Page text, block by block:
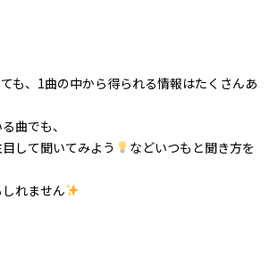
も、1曲の中から得られる情報はたくさんあ
曲でも、
して聞いてみよう‪
‬などいつもと聞き方を
れません